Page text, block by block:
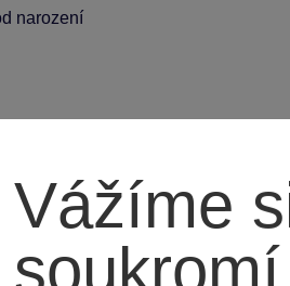
narození
Vážíme
soukromí